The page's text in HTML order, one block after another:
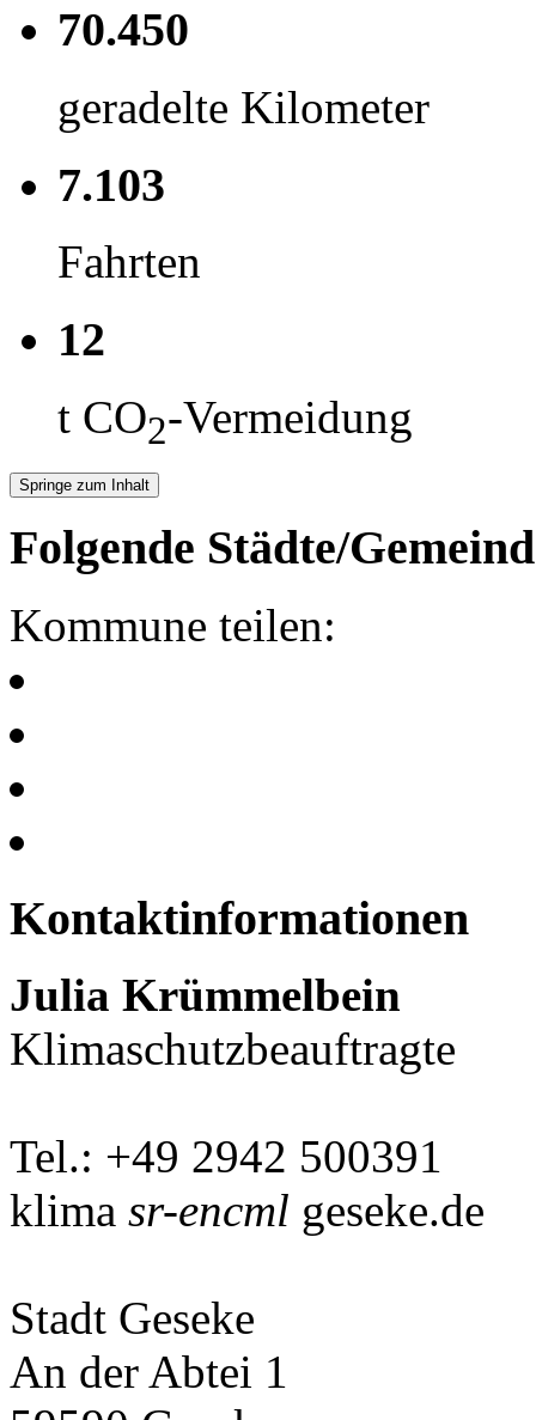
70.450
geradelte Kilometer
7.103
Fahrten
12
t CO2-Vermeidung
Springe zum Inhalt
Folgende Städte/
Kommune teilen:
Kontaktinformationen
Julia Krümmelbein
Klimaschutzbeauftragte
Tel.: +49 2942 500391
klima sr-encml geseke.de
Stadt Geseke
An der Abtei 1